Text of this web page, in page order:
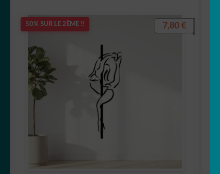
50% SUR LE 2ÈME !! 7,80 €